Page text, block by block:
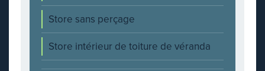
Store sans perçage
Store intérieur de toiture de véranda